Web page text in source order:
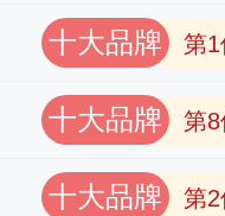
十大品牌 第1
十大品牌 第8
十大品牌 第2